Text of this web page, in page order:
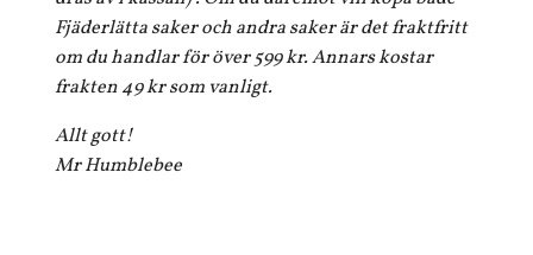
Fjäderlätta saker och andra saker är det fraktfritt
om du handlar för över 599 kr. Annars kostar
frakten 49 kr som vanligt.
Allt gott!
Mr Humblebee